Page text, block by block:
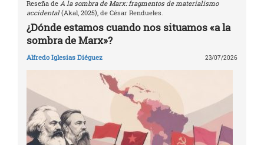
Reseña de A la sombra de Marx: fragmentos de materialismo
accidental(Akal, 2025), de César Rendueles.
¿Dónde estamos cuando nos situamos «a la
sombra de Marx»?
Alfredo Iglesias Diéguez 23/07/2026